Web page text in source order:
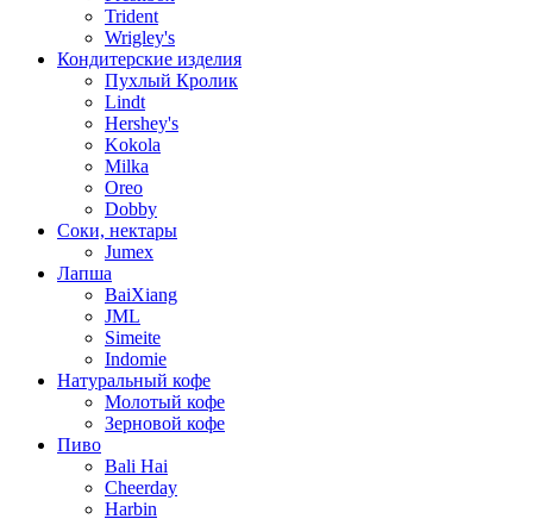
Trident
Wrigley's
Кондитерские изделия
Пухлый Кролик
Lindt
Hershey's
Kokola
Milka
Oreo
Dobby
Соки, нектары
Jumex
Лапша
BaiXiang
JML
Simeite
Indomie
Натуральный кофе
Молотый кофе
Зерновой кофе
Пиво
Bali Hai
Cheerday
Harbin